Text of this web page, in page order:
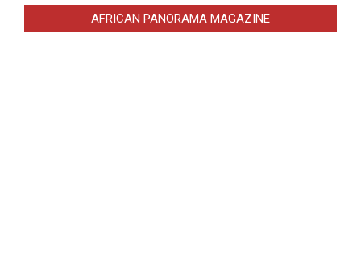
AFRICAN PANORAMA MAGAZINE